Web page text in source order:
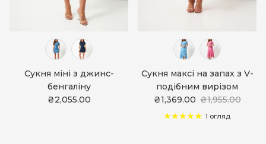
Сукня міні з джинс-
бенгаліну
₴2,055.00
Сукня максі на запах з V-
подібним вирізом
₴1,369.00 ₴1,955.00
1 огляд